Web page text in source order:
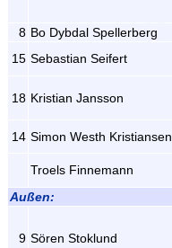
8 Bo Dybdal Spellerberg
15 Sebastian Seifert
18 Kristian Jansson
14 Simon Westh Kristiansen
Troels Finnemann
Außen:
9 Sören Stoklund